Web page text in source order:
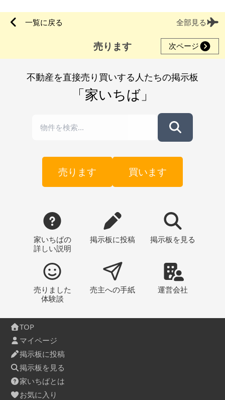
一覧に戻る 全部見る
売ります 次ページ
不動産を直接売り買いする人たちの掲示板
「家いちば」
売ります 買います
家いちばの
詳しい説明
掲示板に投稿 掲示板 を見る
売りました
体験談
売主への手紙 運営会社
TOP
マイページ
掲示板に投稿
掲示板を見る
家いちばとは
お気に入り